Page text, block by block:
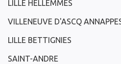
LILLE HELLEMMES
VILLENEUVE D'ASCQ
LILLE BETTIGNIES
SAINT-ANDRE